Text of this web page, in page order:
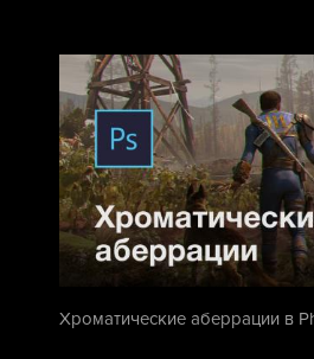
Хроматические аберрации в